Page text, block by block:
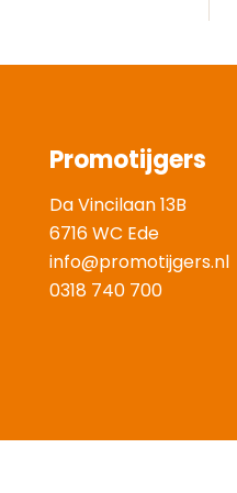
Promotijgers
Da Vincilaan 13B
6716 WC Ede
info@promotijgers.nl
0318 740 700